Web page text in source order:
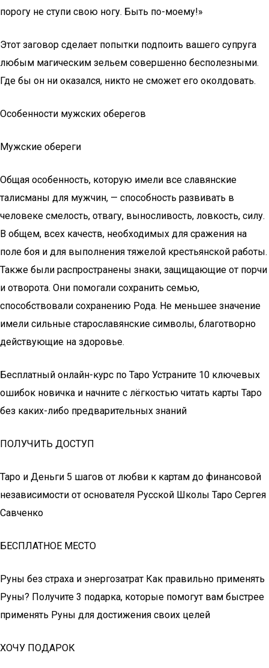
порогу не ступи свою ногу. Быть по-моему!»
Этот заговор сделает попытки подпоить вашего супруга
любым магическим зельем совершенно бесполезными.
Где бы он ни оказался, никто не сможет его околдовать.
Особенности мужских оберегов
Мужские обереги
Общая особенность, которую имели все славянские
талисманы для мужчин, — способность развивать в
человеке смелость, отвагу, выносливость, ловкость, силу.
В общем, всех качеств, необходимых для сражения на
поле боя и для выполнения тяжелой крестьянской работы.
Также были распространены знаки, защищающие от порчи
и отворота. Они помогали сохранить семью,
способствовали сохранению Рода. Не меньшее значение
имели сильные старославянские символы, благотворно
действующие на здоровье.
Бесплатный онлайн-курс по Таро Устраните 10 ключевых
ошибок новичка и начните с лёгкостью читать карты Таро
без каких-либо предварительных знаний
ПОЛУЧИТЬ ДОСТУП
Таро и Деньги 5 шагов от любви к картам до финансовой
независимости от основателя Русской Школы Таро Сергея
Савченко
БЕСПЛАТНОЕ МЕСТО
Руны без страха и энергозатрат Как правильно применять
Руны? Получите 3 подарка, которые помогут вам быстрее
применять Руны для достижения своих целей
ХОЧУ ПОДАРОК